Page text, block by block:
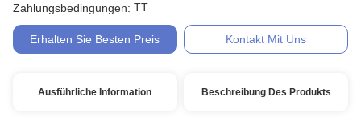
Zahlungsbedingungen: TT
Erhalten Sie Besten Preis Kontakt Mit Uns
Ausführliche Information Beschreibung Des Produkts